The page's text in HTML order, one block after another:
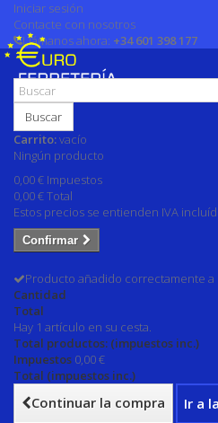
Iniciar sesión
Contacte con nosotros
Llámanos ahora: +34 601 398 177
Buscar
Carrito:vacío
Ningún producto
0,00 € Impuestos
0,00 €Total
Estos precios se entienden IVA
Confirmar
Producto añadido correctamente a
Cantidad
Total
Hay 1 artículo en su cesta.
Total productos: (impuestos inc.)
Impuestos 0,00 €
Total (impuestos inc.)
Continuar la compra Ir a